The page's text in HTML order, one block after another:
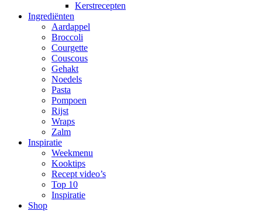
Kerstrecepten
Ingrediënten
Aardappel
Broccoli
Courgette
Couscous
Gehakt
Noedels
Pasta
Pompoen
Rijst
Wraps
Zalm
Inspiratie
Weekmenu
Kooktips
Recept video’s
Top 10
Inspiratie
Shop